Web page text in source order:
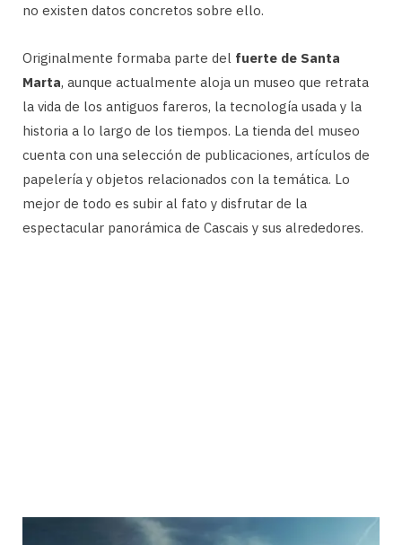
no existen datos concretos sobre ello.
Originalmente formaba parte del fuerte de Santa
Marta, aunque actualmente aloja un museo que retrata
la vida de los antiguos fareros, la tecnología usada y la
historia a lo largo de los tiempos. La tienda del museo
cuenta con una selección de publicaciones, artículos de
papelería y objetos relacionados con la temática. Lo
mejor de todo es subir al fato y disfrutar de la
espectacular panorámica de Cascais y sus alrededores.